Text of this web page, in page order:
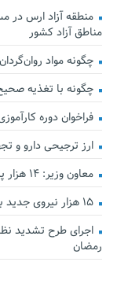
منطقه آزاد ارس
مناطق آزاد کشور
چگونه مواد
چگونه با تغذیه
فراخوان دوره
ارز ترجیحی دارو و
معاون وزیر: ۱۴ هزار پرستار در مراکز درمانی کشور فعالیت می‌کنند
۱۵ هزار نیروی جدید به نظام سلامت کشور افزوده شد
اجرای طرح تشدید
رمضان